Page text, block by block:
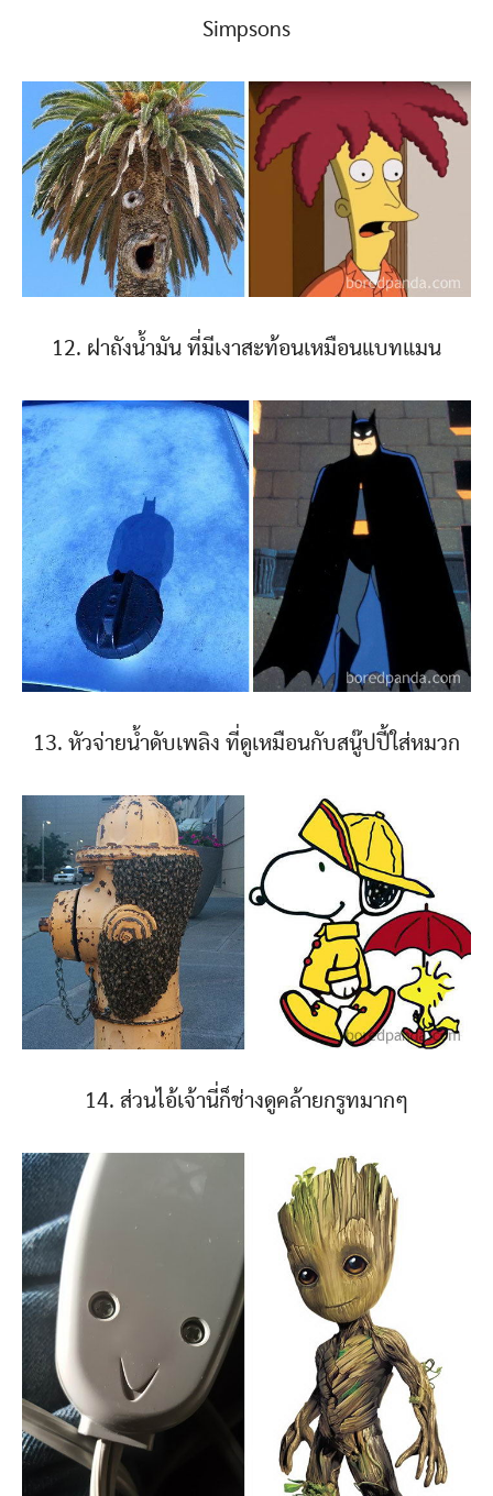
Simpsons
12. ฝาถังน้ำมัน ที่มีเงาสะท้อนเหมือนแบทแมน
13. หัวจ่ายน้ำดับเพลิง ที่ดูเหมือนกับสนู๊ปปี้ใส่หมวก
14. ส่วนไอ้เจ้านี่ก็ช่างดูคล้ายกรูทมากๆ